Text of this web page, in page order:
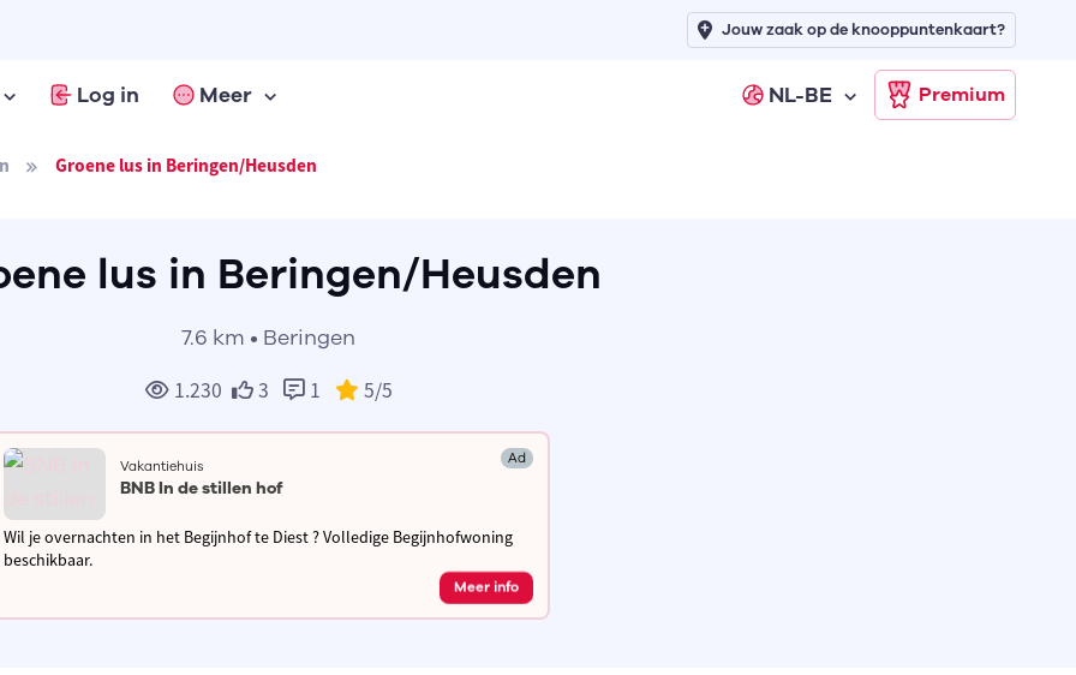
Log in Meer NL-BE Premium
Jouw zaak op de knooppuntenkaart?
Groene lus in Beringen/Heusden
lus in Beringen/Heusden
7.6 km • Beringen
1.230 3 1 5/5
Vakantiehuis Ad
BNB In de stillen hof
Wil je overnachten in het Begijnhof te Diest ? Volledige Begijnhofwoning
beschikbaar.
Meer info